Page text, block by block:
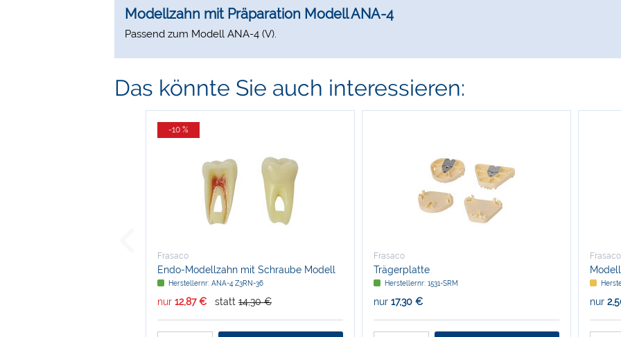
Modellzahn mit Präparation Modell ANA-4
Passend zum Modell ANA-4 (V).
Das könnte Sie auch interessieren:
-10 %
Frasaco
Endo-Modellzahn mit Schraube Modell
ANA-4
Herstellernr: ANA-4 Z3RN-36
nur 12,87 € statt 14,30 €
Frasaco
Trägerplatte
Herstellernr: 1531-SRM
nur 17,30 €
Frasaco
nur